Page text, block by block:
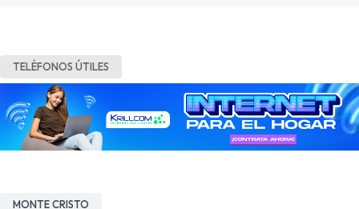
TELÉFONOS ÚTILES
MONTE CRISTO